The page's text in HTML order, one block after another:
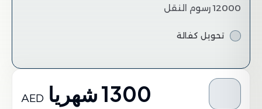
12000 رسوم النقل
تحويل كفالة
1300 شهريا AED